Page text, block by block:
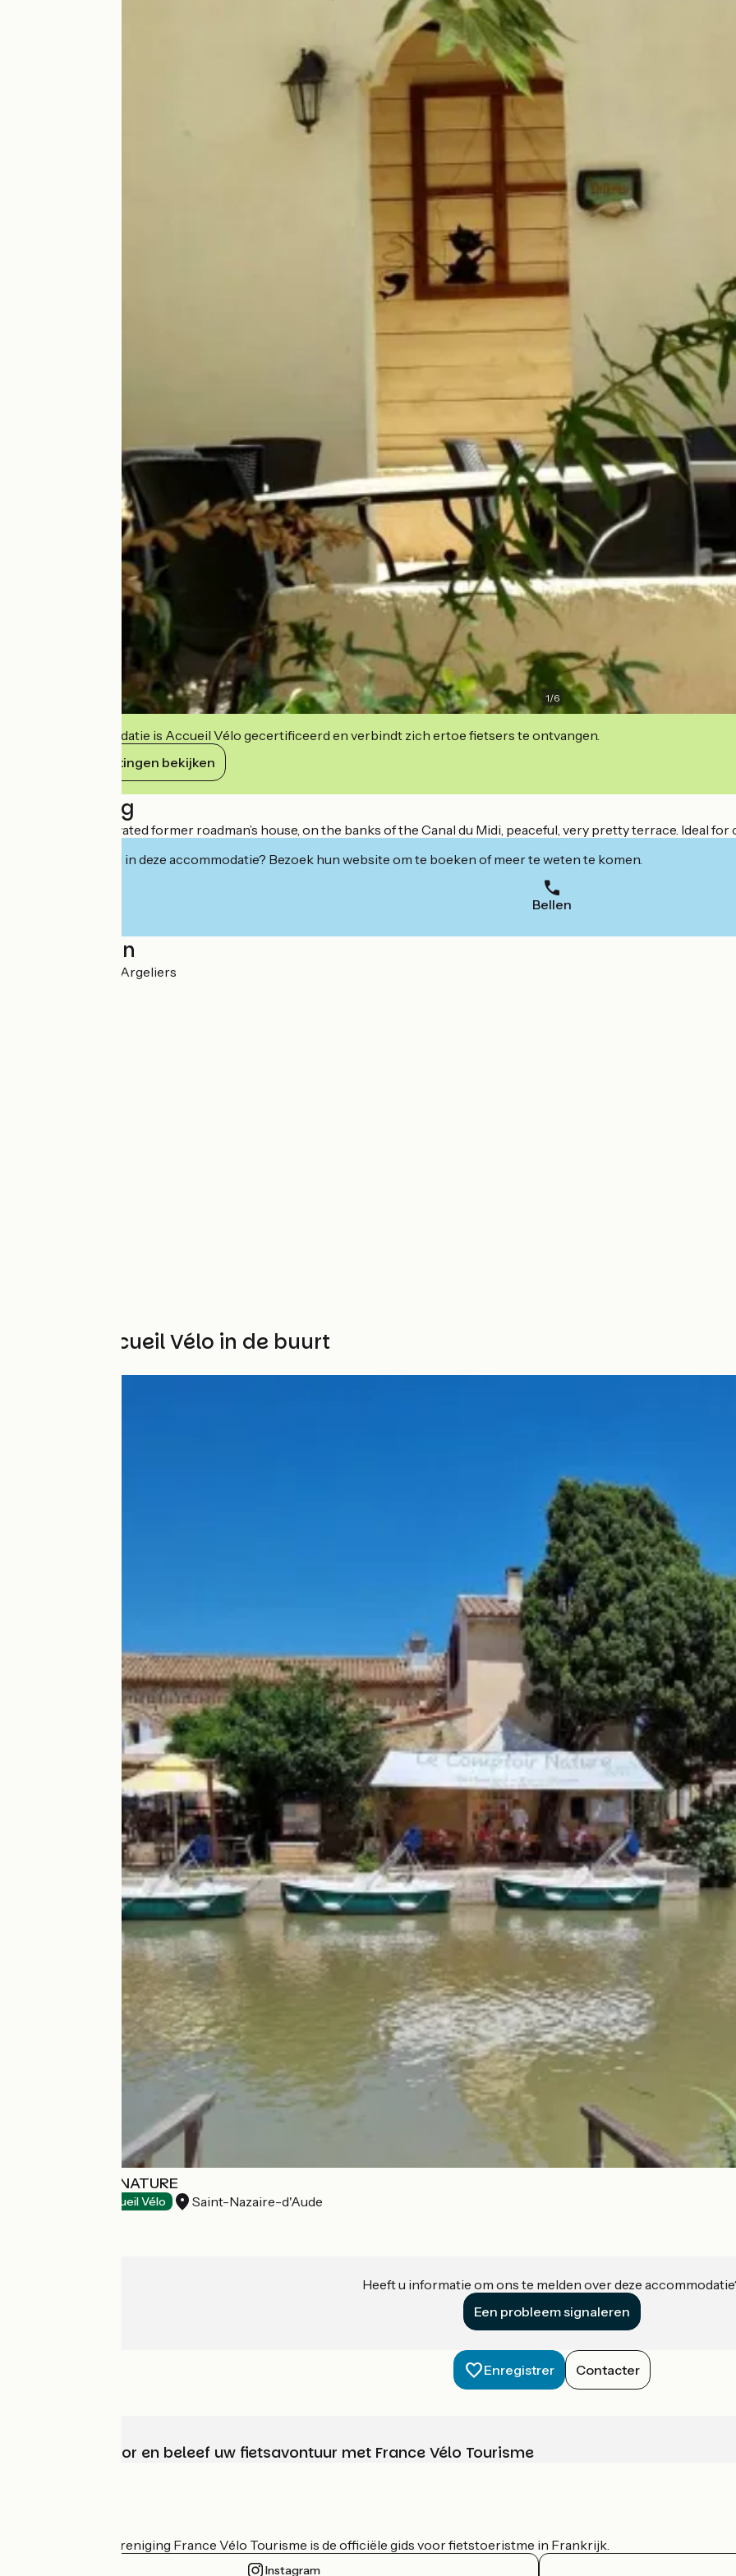
1/6
Deze accommodatie is Accueil Vélo gecertificeerd en verbindt zich ertoe fietsers te ontvangen.
Haar verplichtingen bekijken
Beschrijving
Completely renovated former roadman’s house, on the banks of the Canal du Midi, peaceful, very pretty terrace. Ideal for
Geïnteresseerd in deze accommodatie? Bezoek hun website om te boeken of meer te weten te komen.
Bellen
Localisation
Rue du port 11120 Argeliers
Andere Accueil Vélo in de buurt
LE COMPTOIR NATURE
Accueil Vélo Saint-Nazaire-d'Aude
Heeft u informatie om ons te melden over deze
Een probleem signaleren
Enregistrer Contacter
Kies, bereid voor en beleef uw fietsavontuur met France Vélo Tourisme
De nationale vereniging France Vélo Tourisme is de officiële gids voor fietstoeristme in Frankrijk.
Instagram